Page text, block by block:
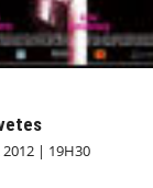
2012 | 19H30